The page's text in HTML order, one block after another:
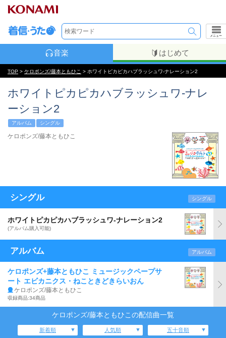
メニュー
音楽 はじめて
TOP > ケロポンズ/藤本ともひこ > ホワイトピカピカハブラッシュワ-ナレーション2
ホワイトピカピカハブラッシュワ-ナレ
ーション2
アルバム シングル
ケロポンズ/藤本ともひこ
シングル シングル
ホワイトピカピカハブラッシュワ-ナレーション2
(アルバム購入可能)
アルバム アルバム
ケロポンズ+藤本ともひこ ミュージックペープサ
ート エビカニクス・ねこときどきらいおん
ケロポンズ/藤本ともひこ
収録商品:34商品
ケロポンズ/藤本ともひこの配信曲一覧
新着順 人気順 五十音順